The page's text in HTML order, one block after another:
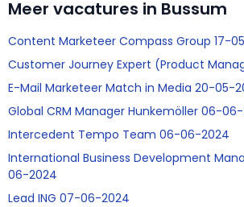
Meer vacatures in Bussum
Content Marketeer Compass Group 17-
Customer Journey Expert (Product
E-Mail Marketeer Match in Media 20-05-
Global CRM Manager Hunkemöller 06-
Intercedent Tempo Team 06-06-2024
International Business Development
06-2024
Lead ING 07-06-2024